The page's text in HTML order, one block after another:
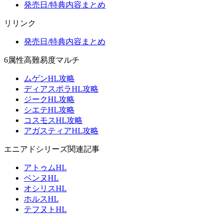
発売日/特典内容まとめ
リリンク
発売日/特典内容まとめ
6属性高難易度マルチ
ムゲンHL攻略
ディアスポラHL攻略
ジークHL攻略
シエテHL攻略
コスモスHL攻略
アガスティアHL攻略
エニアドシリーズ関連記事
アトゥムHL
ベンヌHL
オシリスHL
ホルスHL
テフヌトHL